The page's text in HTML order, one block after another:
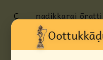
C
nadikkarai
nāḷ innērattilē
malaridazhō un